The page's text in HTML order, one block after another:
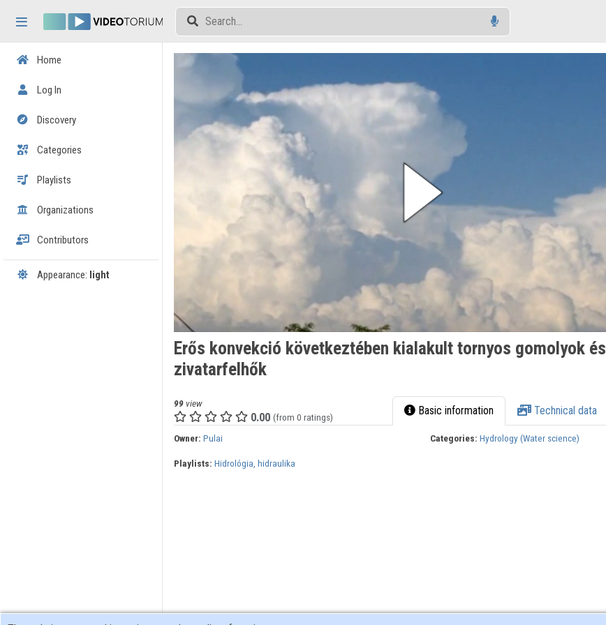
Home
Log In
Discovery
Categories
Playlists
Organizations
Contributors
Appearance: light
Erős konvekció következtében kialakult tornyos gomolyok és
zivatarfelhők
99view
0.00 (from 0 ratings) Basic information Technical data
Owner: Pulai Categories: Hydrology (Water science)
Playlists: Hidrológia, hidraulika